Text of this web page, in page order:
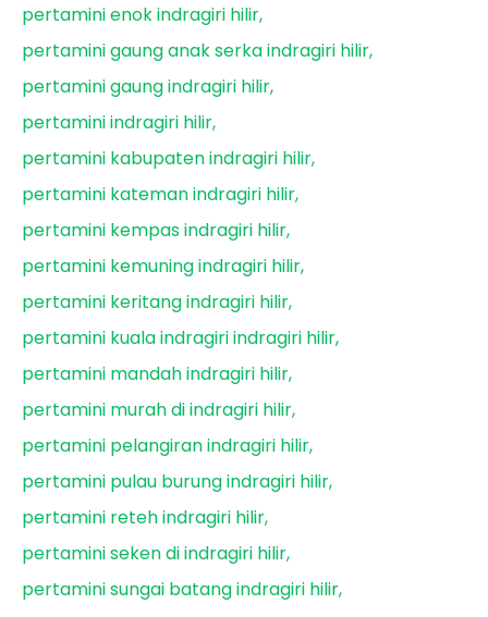
pertamini enok indragiri hilir
pertamini gaung anak serka indragiri hilir
pertamini gaung indragiri hilir
pertamini indragiri hilir
pertamini kabupaten indragiri hilir
pertamini kateman indragiri hilir
pertamini kempas indragiri hilir
pertamini kemuning indragiri hilir
pertamini keritang indragiri hilir
pertamini kuala indragiri indragiri hilir
pertamini mandah indragiri hilir
pertamini murah di indragiri hilir
pertamini pelangiran indragiri hilir
pertamini pulau burung indragiri hilir
pertamini reteh indragiri hilir
pertamini seken di indragiri hilir
pertamini sungai batang indragiri hilir